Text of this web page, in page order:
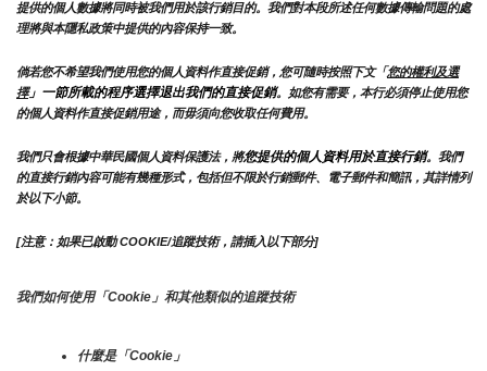
提供的個人數據將同時被我們用於該行銷目的。我們對本段所述任何數據傳輸問題的處
理將與本隱私政策中提供的內容保持一致。
倘若您不希望我們使用您的個人資料作直接促銷，您可隨時按照下文「您的權利及選
擇」一節所載的程序選擇退出我們的直接促銷。如您有需要，本行必須停止使用您
的個人資料作直接促銷用途，而毋須向您收取任何費用。
我們只會根據中華民國個人資料保護法，將您提供的個人資料用於直接行銷。我們
的直接行銷內容可能有幾種形式，包括但不限於行銷郵件、電子郵件和簡訊，其詳情列
於以下小節。
[注意：如果已啟動 COOKIE/追蹤技術，請插入以下部分]
我們如何使用「Cookie」和其他類似的追蹤技術
什麼是「Cookie」